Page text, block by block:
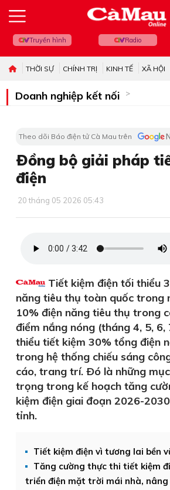
Truyền hình Radio
THỜI SỰ CHÍNH TRỊ KINH TẾ XÃ HỘI
Doanh nghiệp kết nối
Theo dõi Báo điện tử Cà Mau trên
Ðồng bộ giải pháp
điện
20 tháng 05 2026 05:43
Tiết kiệm điện tối thiểu
năng tiêu thụ toàn quốc trong
10% điện năng tiêu thụ trong
điểm nắng nóng (tháng 4, 5,
thiểu tiết kiệm 30% tổng điện
trong hệ thống chiếu sáng
cáo, trang trí. Ðó là những
trọng trong kế hoạch tăng
kiệm điện giai đoạn 2026-
tỉnh.
Tiết kiệm điện vì tương lai bền
Tăng cường thực thi tiết kiệm
triển điện mặt trời mái nhà, nâng